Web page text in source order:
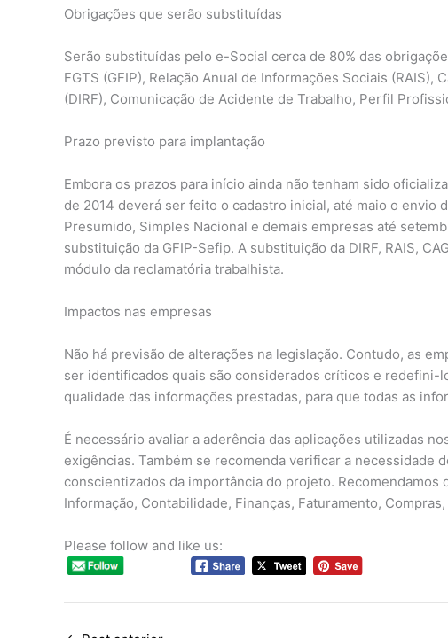
Obrigações que serão substituídas
Serão substituídas pelo e-Social cerca de 80% das
FGTS (GFIP), Relação Anual de Informações Sociais
(DIRF), Comunicação de Acidente de Trabalho, Perfil
Prazo previsto para implantação
Embora os prazos para início ainda não tenham sido
de 2014 deverá ser feito o cadastro inicial, até maio o envio
Presumido, Simples Nacional e demais empresas até
substituição da GFIP-Sefip. A substituição da DIRF, RAIS,
módulo da reclamatória trabalhista.
Impactos nas empresas
Não há previsão de alterações na legislação. Contudo, as
ser identificados quais são considerados críticos e redefini-
qualidade das informações prestadas, para que todas as
É necessário avaliar a aderência das aplicações utilizadas
exigências. Também se recomenda verificar a
conscientizados da importância do projeto.
Informação, Contabilidade, Finanças, Faturamento,
Please follow and like us: